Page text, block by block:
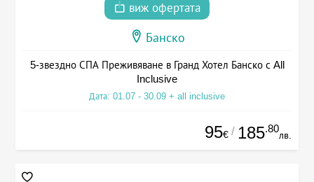
виж офертата
Банско
5-звездно СПА Преживяване в Гранд Хотел Банско с All
Inclusive
Дата: 01.07 - 30.09 + all inclusive
95€ / 185.80
лв.